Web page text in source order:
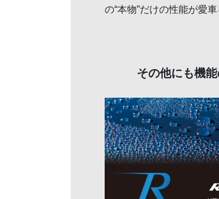
の“本物”だけの性能が愛
その他にも機